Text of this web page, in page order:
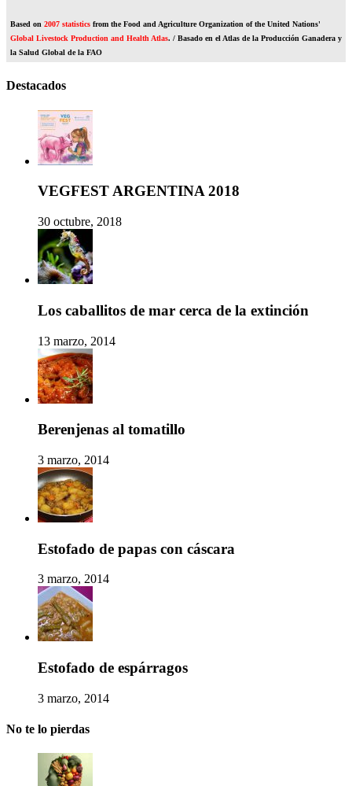
Based on 2007 statistics from the Food and Agriculture Organization of the United Nations'
Global Livestock Production and Health Atlas. / Basado en el Atlas de la Producción Ganadera y
la Salud Global de la FAO
Destacados
VEGFEST ARGENTINA 2018
30 octubre, 2018
Los caballitos de mar cerca de la extinción
13 marzo, 2014
Berenjenas al tomatillo
3 marzo, 2014
Estofado de papas con cáscara
3 marzo, 2014
Estofado de espárragos
3 marzo, 2014
No te lo pierdas